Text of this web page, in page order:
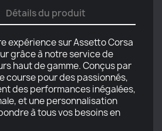
Détails du produit
expérience sur Assetto Corsa
grâce à notre service de
haut de gamme. Conçus par
course pour des passionnés,
des performances inégalées,
et une personnalisation
à tous vos besoins en